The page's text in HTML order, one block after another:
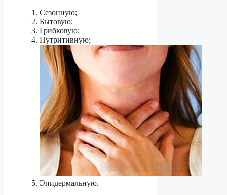
Сезонную;
Бытовую;
Грибковую;
Нутритивную;
Эпидермальную.